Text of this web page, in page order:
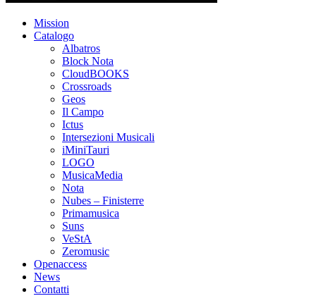
Mission
Catalogo
Albatros
Block Nota
CloudBOOKS
Crossroads
Geos
Il Campo
Ictus
Intersezioni Musicali
iMiniTauri
LOGO
MusicaMedia
Nota
Nubes – Finisterre
Primamusica
Suns
VeStA
Zeromusic
Openaccess
News
Contatti